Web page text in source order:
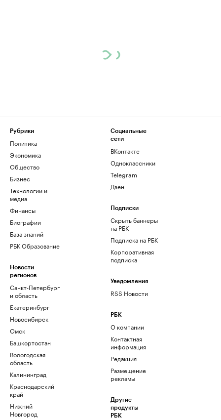
Рубрики
Политика
Экономика
Общество
Бизнес
Технологии и
медиа
Финансы
Биографии
База знаний
РБК Образование
Новости
регионов
Санкт-Петербург
и область
Екатеринбург
Новосибирск
Омск
Башкортостан
Вологодская
область
Калининград
Краснодарский
край
Нижний
Новгород
Социальные
сети
ВКонтакте
Одноклассники
Telegram
Дзен
Подписки
Скрыть баннеры
на РБК
Подписка на РБК
Корпоративная
подписка
Уведомления
RSS Новости
РБК
О компании
Контактная
информация
Редакция
Размещение
рекламы
Другие
продукты
РБК